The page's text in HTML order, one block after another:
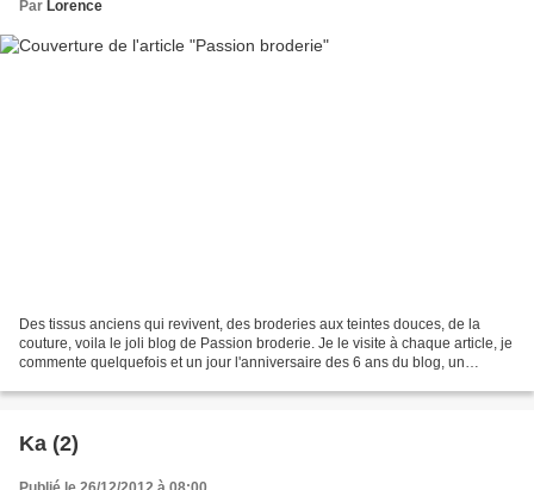
Par Lorence
Des tissus anciens qui revivent, des broderies aux teintes douces, de la
couture, voila le joli blog de Passion broderie. Je le visite à chaque article, je
commente quelquefois et un jour l'anniversaire des 6 ans du blog, un
Ka (2)